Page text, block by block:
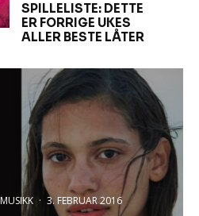
SPILLELISTE: DETTE
ER FORRIGE UKES
ALLER BESTE LÅTER
MUSIKK · 3. FEBRUAR 2016